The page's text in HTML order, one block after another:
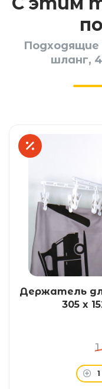
Подходящие
шланг,
Держатель
305 x
1